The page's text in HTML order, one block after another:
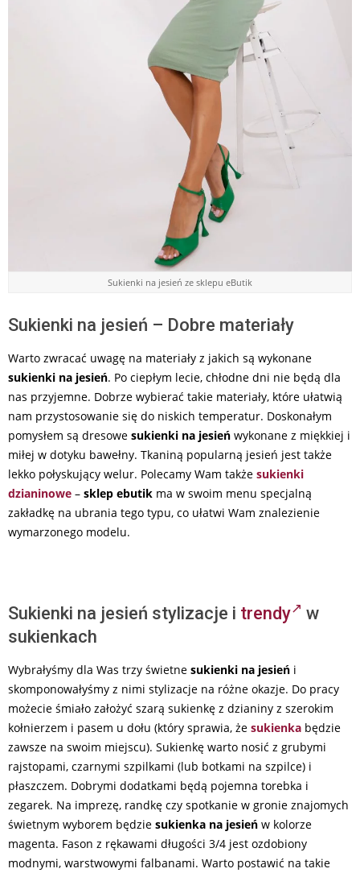
Sukienki na jesień ze sklepu eButik
Sukienki na jesień – Dobre materiały
Warto zwracać uwagę na materiały z jakich są wykonane
sukienki na jesień. Po ciepłym lecie, chłodne dni nie będą dla
nas przyjemne. Dobrze wybierać takie materiały, które ułatwią
nam przystosowanie się do niskich temperatur. Doskonałym
pomysłem są dresowe sukienki na jesień wykonane z miękkiej i
miłej w dotyku bawełny. Tkaniną popularną jesień jest także
lekko połyskujący welur. Polecamy Wam także sukienki
dzianinowe – sklep ebutik ma w swoim menu specjalną
zakładkę na ubrania tego typu, co ułatwi Wam znalezienie
wymarzonego modelu.
Sukienki na jesień stylizacje i trendy
w
sukienkach
Wybrałyśmy dla Was trzy świetne sukienki na jesień i
skomponowałyśmy z nimi stylizacje na różne okazje. Do pracy
możecie śmiało założyć szarą sukienkę z dzianiny z szerokim
kołnierzem i pasem u dołu (który sprawia, że sukienka będzie
zawsze na swoim miejscu). Sukienkę warto nosić z grubymi
rajstopami, czarnymi szpilkami (lub botkami na szpilce) i
płaszczem. Dobrymi dodatkami będą pojemna torebka i
zegarek. Na imprezę, randkę czy spotkanie w gronie znajomych
świetnym wyborem będzie sukienka na jesień w kolorze
magenta. Fason z rękawami długości 3/4 jest ozdobiony
modnymi, warstwowymi falbanami. Warto postawić na takie